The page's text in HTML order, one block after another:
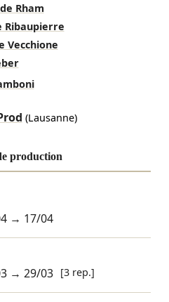
Rham
Ribaupierre
Vecchione
(Lausanne)
production
→ 17/04
→29/03 [3 rep.]